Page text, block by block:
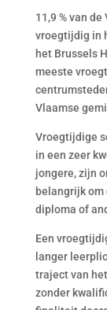
11,9 % van
vroegtijdig in
het Brussels
meeste
Vlaamse
Vroegtijdige
in een zeer
jongere, zijn
belangrijk om
diploma of
Een
langer
traject van
zonder